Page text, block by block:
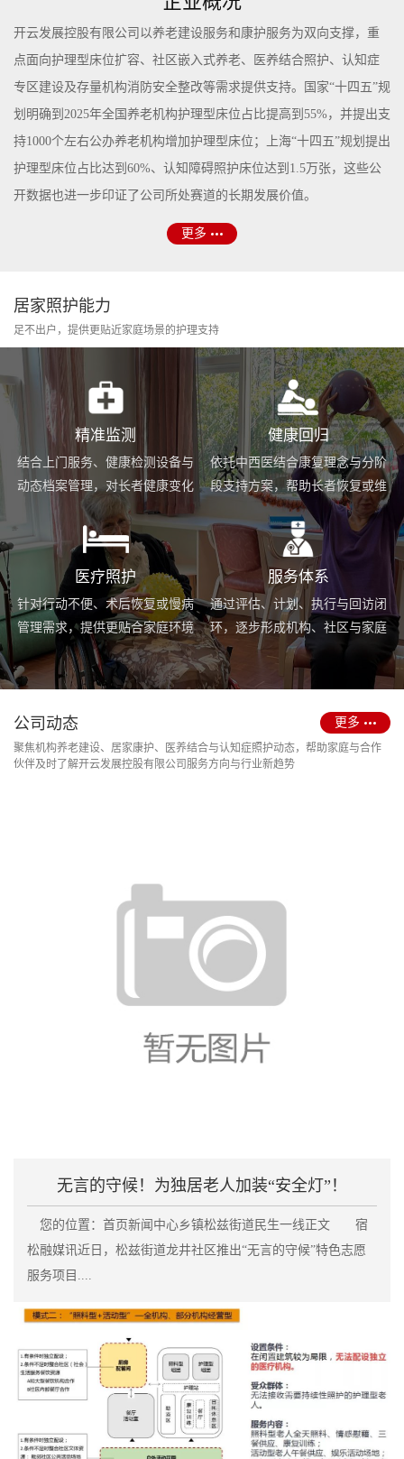
开云发展控股有限公司以养老建设服务和康护服务为双向支撑，重
点面向护理型床位扩容、社区嵌入式养老、医养结合照护、认知症
专区建设及存量机构消防安全整改等需求提供支持。国家“十四五”规
划明确到2025年全国养老机构护理型床位占比提高到55%，并提出支
持1000个左右公办养老机构增加护理型床位；上海“十四五”规划提出
护理型床位占比达到60%、认知障碍照护床位达到1.5万张，这些公
开数据也进一步印证了公司所处赛道的长期发展价值。
更多
居家照护能力
足不出户，提供更贴近家庭场景的护理支持
精准监测
结合上门服务、健康检测设备与
动态档案管理，对长者健康变化
进行持续跟踪与基础预警。
健康回归
依托中西医结合康复理念与分阶
段支持方案，帮助长者恢复或维
持身体功能，提升生活便利度。
医疗照护
针对行动不便、术后恢复或慢病
管理需求，提供更贴合家庭环境
的护理服务与用药协助支持。
服务体系
通过评估、计划、执行与回访闭
环，逐步形成机构、社区与家庭
场景协同的长期照护支持体系。
公司动态
聚焦机构养老建设、居家康护、医养结合与认知症照护动态，帮助家庭与合作
伙伴及时了解开云发展控股有限公司服务方向与行业新趋势
更多
无言的守候！为独居老人加装“安全灯”！
您的位置：首页新闻中心乡镇松兹街道民生一线正文 宿
松融媒讯近日，松兹街道龙井社区推出“无言的守候”特色志愿
服务项目....